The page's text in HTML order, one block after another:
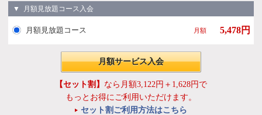
▼ 月額見放題コース入会
月額見放題コース 月額 5,478円
月額サービス入会
【セット割】 なら月額3,122円＋1,628円で
もっとお得にご利用いただけます。
セット割ご利用方法はこちら